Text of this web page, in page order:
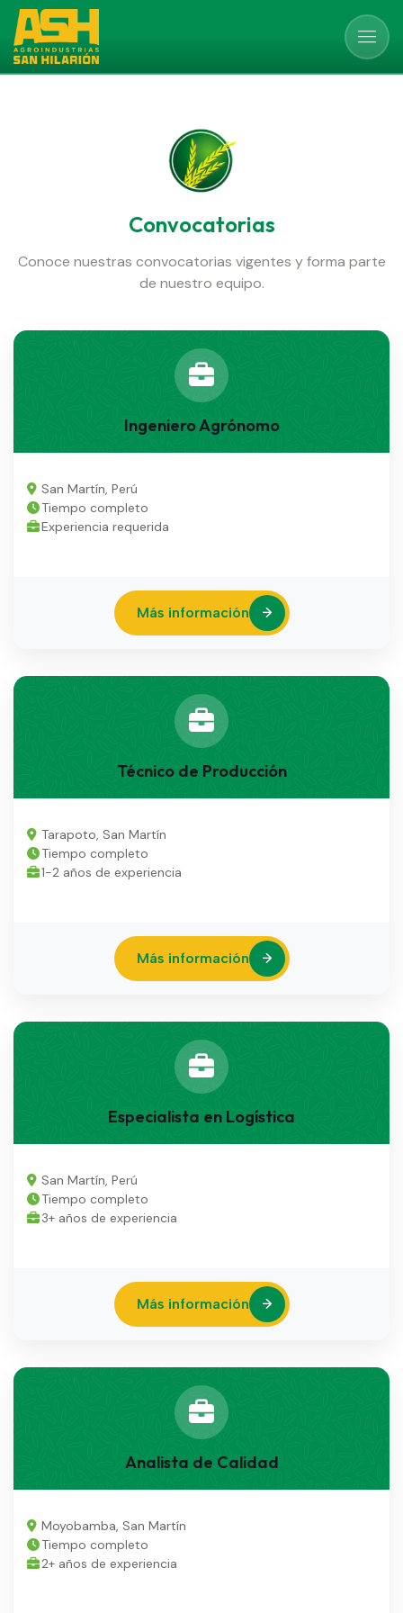
Convocatorias
Conoce nuestras convocatorias vigentes y forma parte
de nuestro equipo.
Ingeniero Agrónomo
San Martín, Perú
Tiempo completo
Experiencia requerida
Más información
Técnico de Producción
Tarapoto, San Martín
Tiempo completo
1-2 años de experiencia
Más información
Especialista en Logística
San Martín, Perú
Tiempo completo
3+ años de experiencia
Más información
Analista de Calidad
Moyobamba, San Martín
Tiempo completo
2+ años de experiencia